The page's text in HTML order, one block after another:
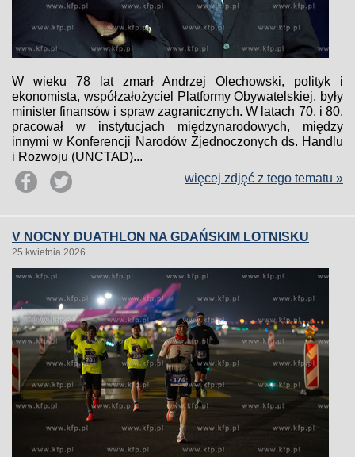
W wieku 78 lat zmarł Andrzej Olechowski, polityk i
ekonomista, współzałożyciel Platformy Obywatelskiej, były
minister finansów i spraw zagranicznych. W latach 70. i 80.
pracował w instytucjach międzynarodowych, między
innymi w Konferencji Narodów Zjednoczonych ds. Handlu
i Rozwoju (UNCTAD)...
więcej zdjęć z tego tematu »
V NOCNY DUATHLON NA GDAŃSKIM LOTNISKU
25 kwietnia 2026